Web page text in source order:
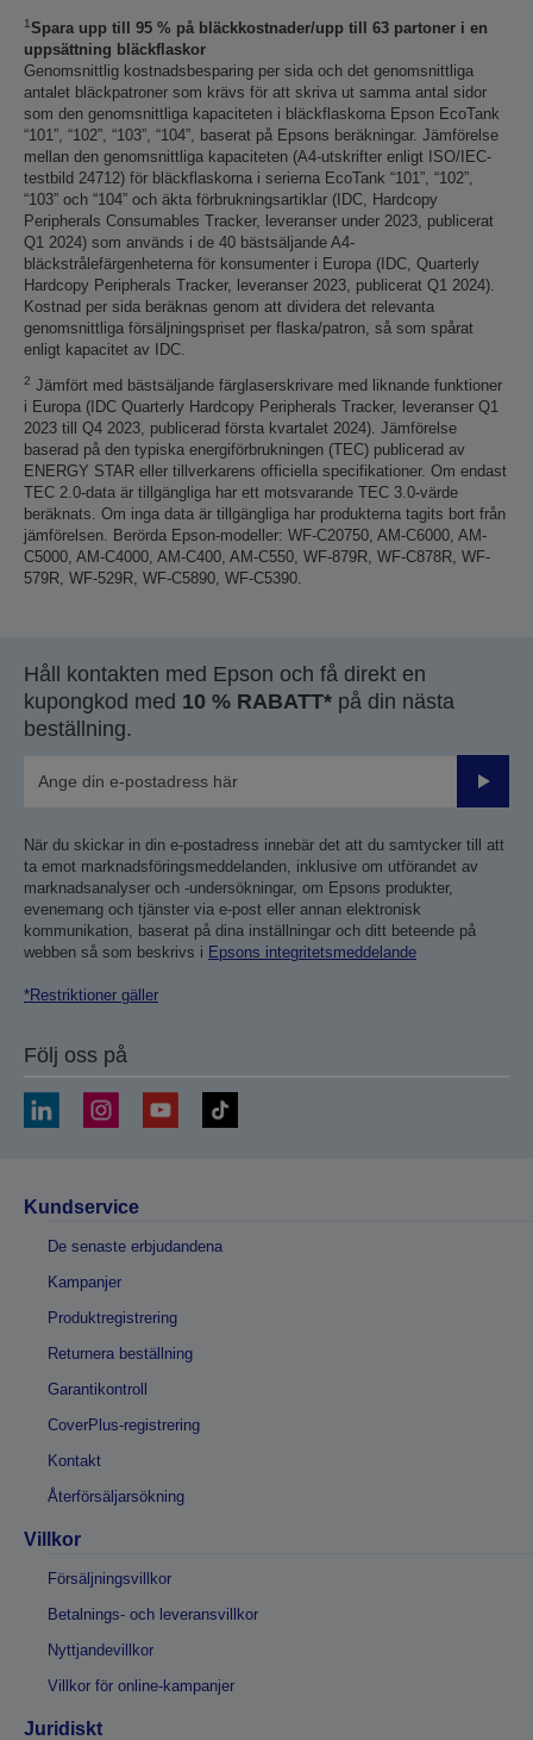
1Spara upp till 95 % på bläckkostnader/upp till 63 partoner i en
uppsättning bläckflaskor
Genomsnittlig kostnadsbesparing per sida och det genomsnittliga
antalet bläckpatroner som krävs för att skriva ut samma antal sidor
som den genomsnittliga kapaciteten i bläckflaskorna Epson EcoTank
“101”, “102”, “103”, “104”, baserat på Epsons beräkningar. Jämförelse
mellan den genomsnittliga kapaciteten (A4-utskrifter enligt ISO/IEC-
testbild 24712) för bläckflaskorna i serierna EcoTank “101”, “102”,
“103” och “104” och äkta förbrukningsartiklar (IDC, Hardcopy
Peripherals Consumables Tracker, leveranser under 2023, publicerat
Q1 2024) som används i de 40 bästsäljande A4-
bläckstrålefärgenheterna för konsumenter i Europa (IDC, Quarterly
Hardcopy Peripherals Tracker, leveranser 2023, publicerat Q1 2024).
Kostnad per sida beräknas genom att dividera det relevanta
genomsnittliga försäljningspriset per flaska/patron, så som spårat
enligt kapacitet av IDC.
2 Jämfört med bästsäljande färglaserskrivare med liknande funktioner
i Europa (IDC Quarterly Hardcopy Peripherals Tracker, leveranser Q1
2023 till Q4 2023, publicerad första kvartalet 2024). Jämförelse
baserad på den typiska energiförbrukningen (TEC) publicerad av
ENERGY STAR eller tillverkarens officiella specifikationer. Om endast
TEC 2.0-data är tillgängliga har ett motsvarande TEC 3.0-värde
beräknats. Om inga data är tillgängliga har produkterna tagits bort från
jämförelsen. Berörda Epson-modeller: WF-C20750, AM-C6000, AM-
C5000, AM-C4000, AM-C400, AM-C550, WF-879R, WF-C878R, WF-
579R, WF-529R, WF-C5890, WF-C5390.
Håll kontakten med Epson och få direkt en
kupongkod med 10 % RABATT* på din nästa
beställning.
Skicka
När du skickar in din e-postadress innebär det att du samtycker till att
ta emot marknadsföringsmeddelanden, inklusive om utförandet av
marknadsanalyser och -undersökningar, om Epsons produkter,
evenemang och tjänster via e-post eller annan elektronisk
kommunikation, baserat på dina inställningar och ditt beteende på
webben så som beskrivs i Epsons integritetsmeddelande
*Restriktioner gäller
Följ oss på
Kundservice
De senaste erbjudandena
Kampanjer
Produktregistrering
Returnera beställning
Garantikontroll
CoverPlus-registrering
Kontakt
Återförsäljarsökning
Villkor
Försäljningsvillkor
Betalnings- och leveransvillkor
Nyttjandevillkor
Villkor för online-kampanjer
Juridiskt